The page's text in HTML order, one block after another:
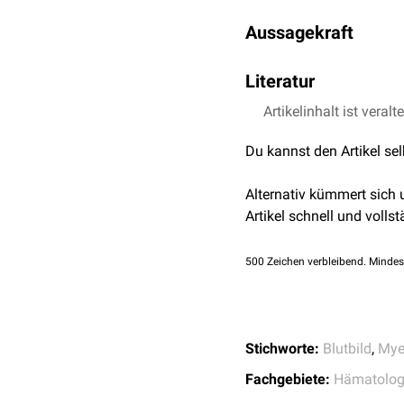
Aussagekraft
um die verminderte
Informationen lassen
Gerinnungssystems
Bei Patienten mit
Literatur
Butello M et al.,
Artikelinhalt ist
Du kannst den Artikel
Alternativ kümmert sich
Artikel schnell und
500 Zeichen verbleibend.
Stichworte: Blutbild,
Fachgebiete: